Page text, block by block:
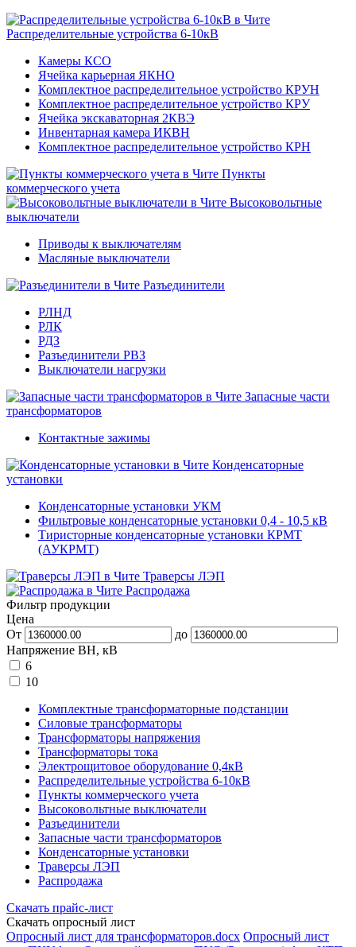
Распределительные устройства 6-10кВ
Камеры КСО
Ячейка карьерная ЯКНО
Комплектное распределительное устройство КРУН
Комплектное распределительное устройство КРУ
Ячейка экскаваторная 2КВЭ
Инвентарная камера ИКВН
Комплектное распределительное устройство КРН
Пункты
коммерческого учета
Высоковольтные
выключатели
Приводы к выключателям
Масляные выключатели
Разъединители
РЛНД
РЛК
РДЗ
Разъединители РВЗ
Выключатели нагрузки
Запасные части
трансформаторов
Контактные зажимы
Конденсаторные
установки
Конденсаторные установки УКМ
Фильтровые конденсаторные установки 0,4 - 10,5 кВ
Тиристорные конденсаторные установки КРМТ
(АУКРМТ)
Траверсы ЛЭП
Распродажа
Фильтр продукции
Цена
От
до
Напряжение ВН, кВ
6
10
Комплектные трансформаторные подстанции
Силовые трансформаторы
Трансформаторы напряжения
Трансформаторы тока
Электрощитовое оборудование 0,4кВ
Распределительные устройства 6-10кВ
Пункты коммерческого учета
Высоковольтные выключатели
Разъединители
Запасные части трансформаторов
Конденсаторные установки
Траверсы ЛЭП
Распродажа
Скачать прайс-лист
Скачать опросный лист
Опросный лист для трансформаторов.docx Опросный лист